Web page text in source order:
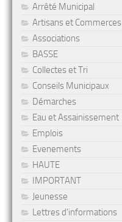
Arrêté Municipal
Artisans et Commerces
Associations
BASSE
Collectes et Tri
Conseils Municipaux
Démarches
Eau et Assainissement
Emplois
Evenements
HAUTE
IMPORTANT
Jeunesse
Lettres d'informations